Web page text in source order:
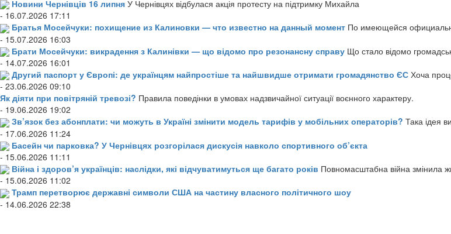
Новини Чернівців 16 липня У Чернівцях відбулася акція протесту на підтримку Михайла
- 16.07.2026 17:11
Братья Мосейчуки: похищение из Калиновки — что известно на данный момент По имеющейся
- 15.07.2026 16:03
Брати Мосейчуки: викрадення з Калинівки — що відомо про резонансну справу Що стало відомо
- 14.07.2026 16:01
Другий паспорт у Європі: де українцям найпростіше та найшвидше отримати громадянство ЄС Хоча
- 23.06.2026 09:10
Як діяти при повітряній тревозі? Правила поведінки в умовах надзвичайної ситуації воєнного характеру.
- 19.06.2026 19:02
Зв’язок без абонплати: чи можуть в Україні змінити модель тарифів у мобільних операторів? Така ідея
- 17.06.2026 11:24
Басейн чи парковка? У Чернівцях розгорілася дискусія навколо спортивного об’єкта
- 15.06.2026 11:11
Війна і здоров’я українців: наслідки, які відчуватимуться ще багато років Повномасштабна війна змінила
- 15.06.2026 11:02
Трамп перетворює державні символи США на частину власного політичного шоу
- 14.06.2026 22:38